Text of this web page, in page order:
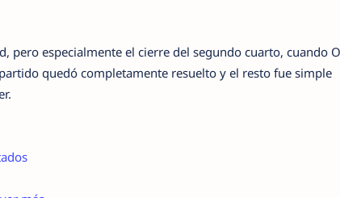
pero especialmente el cierre del segundo cuarto, cuando
quedó completamente resuelto y el resto fue simple